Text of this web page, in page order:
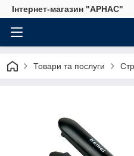
Інтернет-магазин "АРНАС"
Товари та послуги